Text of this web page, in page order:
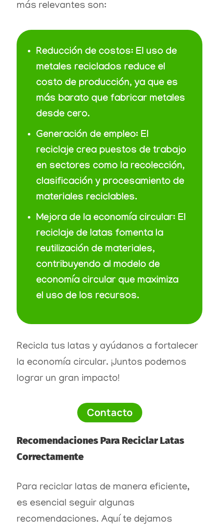
más relevantes son:
Reducción de costos: El uso de
metales reciclados reduce el
costo de producción, ya que es
más barato que fabricar metales
desde cero.
Generación de empleo: El
reciclaje crea puestos de trabajo
en sectores como la recolección,
clasificación y procesamiento de
materiales reciclables.
Mejora de la economía circular: El
reciclaje de latas fomenta la
reutilización de materiales,
contribuyendo al modelo de
economía circular que maximiza
el uso de los recursos.
Recicla tus latas y ayúdanos a fortalecer
la economía circular. ¡Juntos podemos
lograr un gran impacto!
Contacto
Recomendaciones Para Reciclar Latas
Correctamente
Para reciclar latas de manera eficiente,
es esencial seguir algunas
recomendaciones. Aquí te dejamos